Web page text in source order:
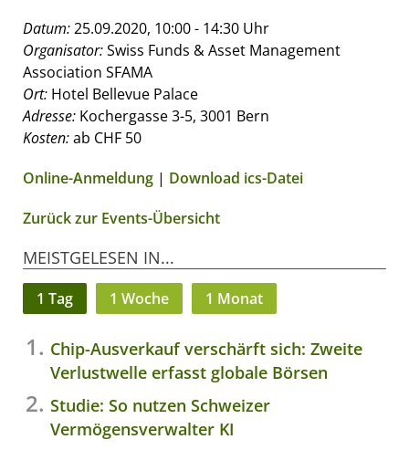
Datum:25.09.2020, 10:00 - 14:30 Uhr
Organisator:Swiss Funds & Asset Management
Association SFAMA
Ort: Hotel Bellevue Palace
Adresse: Kochergasse 3-5, 3001 Bern
Kosten:ab CHF 50
Online-Anmeldung | Download ics-Datei
Zurück zur Events-Übersicht
MEISTGELESEN IN...
1 Tag 1 Woche 1 Monat
Chip-Ausverkauf verschärft sich: Zweite
Verlustwelle erfasst globale Börsen
Studie: So nutzen Schweizer
Vermögensverwalter KI